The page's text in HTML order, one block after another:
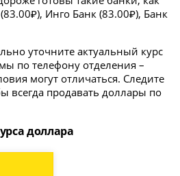
Инго Банк (83.00₽), Банк
уточните актуальный курс
по телефону отделения –
могут отличаться. Следите
всегда продавать доллары по
доллара